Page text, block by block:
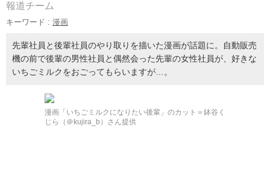
報道チーム
キーワード : 漫画
先輩社員と後輩社員のやり取りを描いた漫画が話題に。自動販売
機の前で後輩の男性社員と偶然会った先輩の女性社員が、好きな
いちごミルクをおごってもらいますが…。
漫画「いちごミルクになりたい後輩」のカット＝鉢谷く
じら（＠kujira_b）さん提供